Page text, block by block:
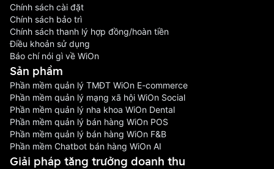
Chính sách cài đặt
Chính sách bảo trì
Chính sách thanh lý hợp đồng/hoàn tiền
Điều khoản sử dụng
Báo chí nói gì về WiOn
Sản phầm
Phần mềm quản lý TMĐT WiOn E-commerce
Phần mềm quản lý mạng xã hội WiOn Social
Phần mềm quản lý nha khoa WiOn Dental
Phần mềm quản lý bán hàng WiOn POS
Phần mềm quản lý bán hàng WiOn F&B
Phần mềm Chatbot bán hàng WiOn AI
Giải pháp tăng trưởng doanh thu